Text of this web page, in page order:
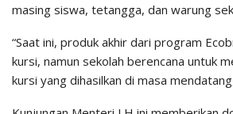
masing siswa, tetangga, dan warung
“Saat ini, produk akhir dari program
kursi, namun sekolah berencana untuk
kursi yang dihasilkan di masa